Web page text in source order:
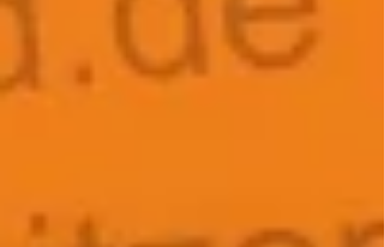
Änderungen zu den einzelnen
Spielterminen können in Abstimmung
zwischen den Vere